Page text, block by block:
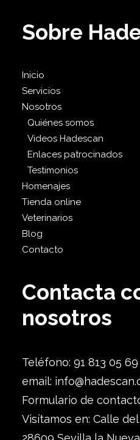
Sobre
Inicio
Servicios
Nosotros
Quiénes somos
Videos Hadescan
Enlaces patrocinados
Testimonios
Homenajes
Tienda online
Veterinarios
Blog
Contacto
Contacta
nosotros
Teléfono: 91 813 05 69
email:
Formulario de
Visítamos en: Calle del